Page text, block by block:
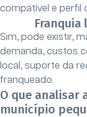
compatível e perfil
Sim, pode existir,
demanda, custos
local, suporte da
franqueado.
O que analisar
município